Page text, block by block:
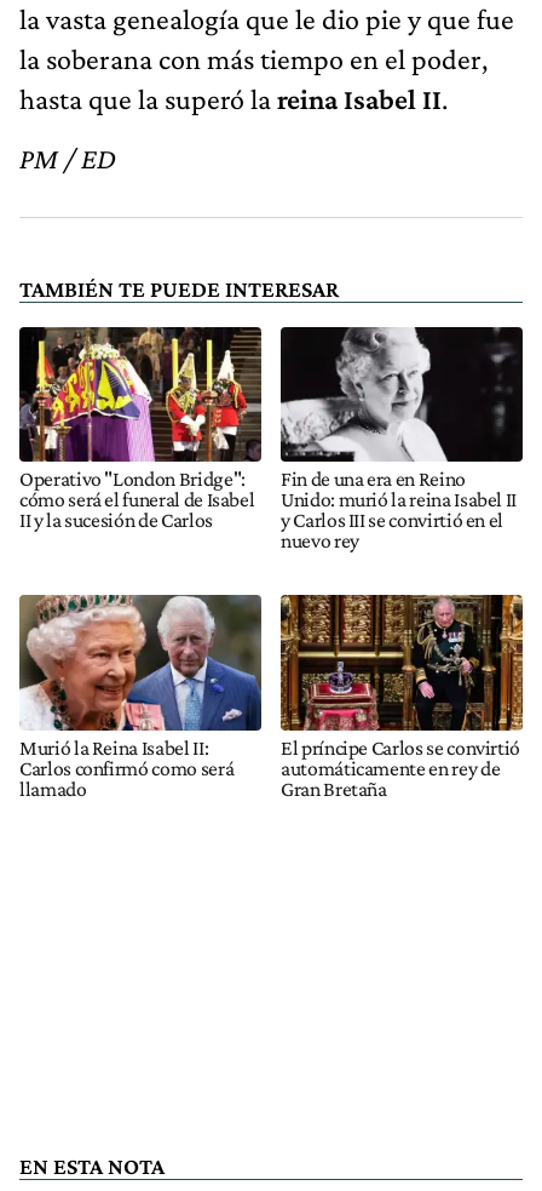
la vasta genealogía que le dio pie y que fue
la soberana con más tiempo en el poder,
hasta que la superó lareina Isabel II.
PM / ED
TAMBIÉN TE PUEDE INTERESAR
Operativo "London Bridge":
cómo será el funeral de Isabel
II y la sucesión de Carlos
Fin de una era en Reino
Unido: murió la reina Isabel II
y Carlos III se convirtió en el
nuevo rey
Murió la Reina Isabel II:
Carlos confirmó como será
llamado
El príncipe Carlos se convirtió
automáticamente en rey de
Gran Bretaña
EN ESTA NOTA